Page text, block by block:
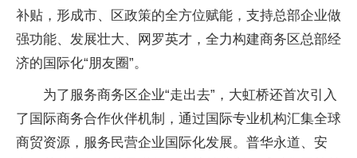
补贴，形成市、区政策的全方位赋能，支持总部企业做
强功能、发展壮大、网罗英才，全力构建商务区总部经
济的国际化“朋友圈”。
为了服务商务区企业“走出去”，大虹桥还首次引入
了国际商务合作伙伴机制，通过国际专业机构汇集全球
商贸资源，服务民营企业国际化发展。普华永道、安